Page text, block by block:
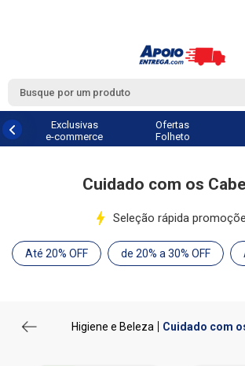
Exclusivas
e-commerce
Ofertas
Folheto
Cuidado com os
Seleção rápida
Até 20% OFF de 20% a 30% OFF
Higiene e Beleza Cuidado com